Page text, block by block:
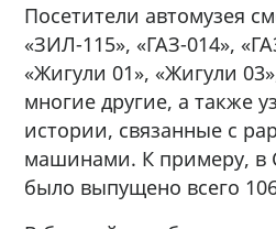
Посетители автомузея
«ЗИЛ-115», «ГАЗ-014»,
«Жигули 01», «Жигули
многие другие, а также
истории, связанные с
машинами. К примеру, в
было выпущено всего